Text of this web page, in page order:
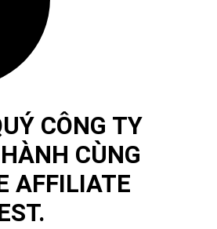
CÔNG TY
CÙNG
AFFILIATE